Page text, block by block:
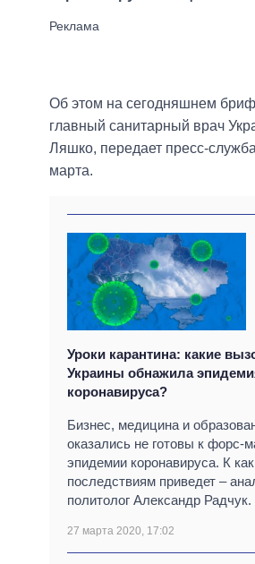
Об этом на сегодняшнем
главный санитарный врач
Ляшко, передает пресс-
марта.
Уроки карантина: какие
Украины обнажила
коронавируса?
Бизнес, медицина и
оказались не готовы к форс-
эпидемии коронавируса. К
последствиям приведет –
политолог Александр Радчук.
27 марта 2020, 17:02